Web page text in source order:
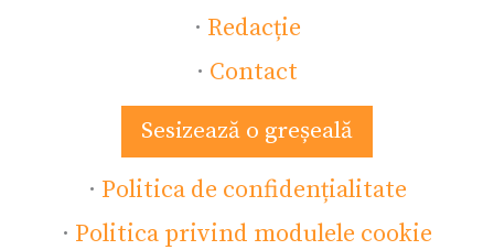
· Redacție
· Contact
Sesizează o greșeală
· Politica de confidențialitate
· Politica privind modulele cookie